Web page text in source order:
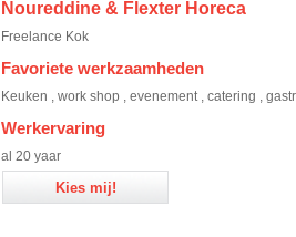
Noureddine & Flexter Horeca
Freelance Kok
Favoriete werkzaamheden
Keuken , work shop , evenement , catering ,
Werkervaring
al 20 yaar
Kies mij!